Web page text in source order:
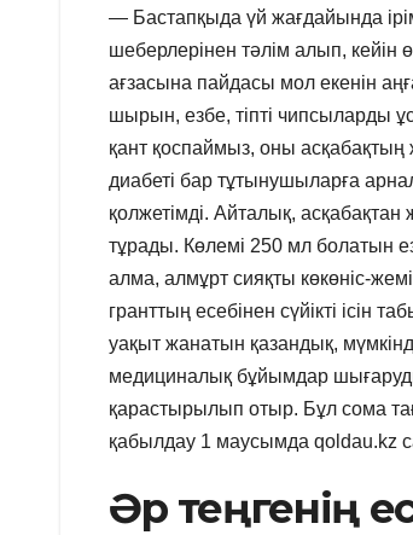
— Бастапқыда үй жағдайында
шеберлерінен тәлім алып,
ағзасына пайдасы мол екенін
шырын, езбе, тіпті чипсыларды
қант қоспаймыз, оны асқабақтың
диабеті бар тұтынушыларға
қолжетімді. Айталық,
тұрады. Көлемі 250 мл болатын
алма, алмұрт сияқты көкөніс-
гранттың есебінен сүйікті ісін
уақыт жанатын қазандық,
медициналық бұйымдар
қарастырылып отыр. Бұл сома
қабылдау 1 маусымда qoldau.kz
Әр теңгенің